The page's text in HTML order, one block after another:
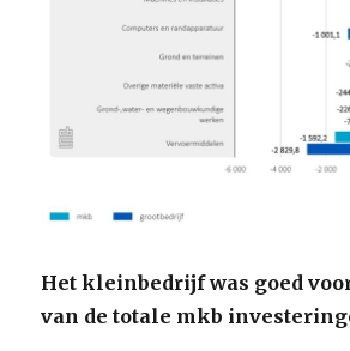
Het kleinbedrijf was goed
van de totale mkb